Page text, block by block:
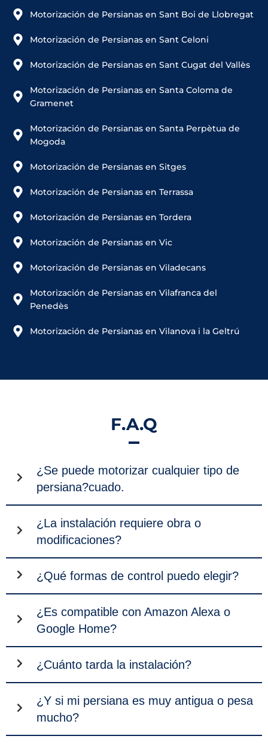
Motorización de Persianas en Sant Boi de Llobregat
Motorización de Persianas en Sant Celoni
Motorización de Persianas en Sant Cugat del Vallès
Motorización de Persianas en Santa Coloma de
Gramenet
Motorización de Persianas en Santa Perpètua de
Mogoda
Motorización de Persianas en Sitges
Motorización de Persianas en Terrassa
Motorización de Persianas en Tordera
Motorización de Persianas en Vic
Motorización de Persianas en Viladecans
Motorización de Persianas en Vilafranca del
Penedès
Motorización de Persianas en Vilanova i la Geltrú
F.A.Q
¿Se puede motorizar cualquier tipo de
persiana?cuado.
¿La instalación requiere obra o
modificaciones?
¿Qué formas de control puedo elegir?
¿Es compatible con Amazon Alexa o
Google Home?
¿Cuánto tarda la instalación?
¿Y si mi persiana es muy antigua o pesa
mucho?